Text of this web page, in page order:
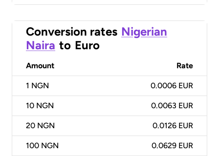
Conversion rates Nigerian
Naira to Euro
Amount Rate
1 NGN 0.0006 EUR
10 NGN 0.0063 EUR
20 NGN 0.0126 EUR
100 NGN 0.0629 EUR